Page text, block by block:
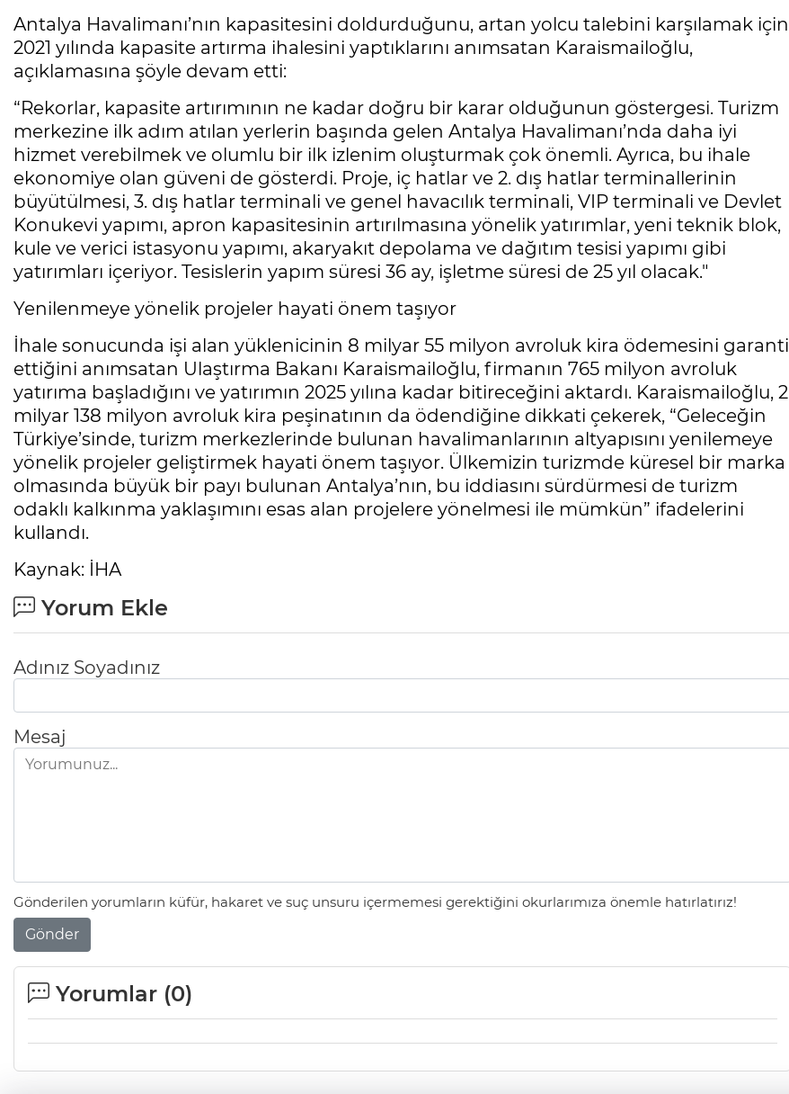
Antalya Havalimanı’nın kapasitesini doldurduğunu, artan yolcu talebini karşılamak için
2021 yılında kapasite artırma ihalesini yaptıklarını anımsatan Karaismailoğlu,
açıklamasına şöyle devam etti:
“Rekorlar, kapasite artırımının ne kadar doğru bir karar olduğunun göstergesi. Turizm
merkezine ilk adım atılan yerlerin başında gelen Antalya Havalimanı’nda daha iyi
hizmet verebilmek ve olumlu bir ilk izlenim oluşturmak çok önemli. Ayrıca, bu ihale
ekonomiye olan güveni de gösterdi. Proje, iç hatlar ve 2. dış hatlar terminallerinin
büyütülmesi, 3. dış hatlar terminali ve genel havacılık terminali, VIP terminali ve Devlet
Konukevi yapımı, apron kapasitesinin artırılmasına yönelik yatırımlar, yeni teknik blok,
kule ve verici istasyonu yapımı, akaryakıt depolama ve dağıtım tesisi yapımı gibi
yatırımları içeriyor. Tesislerin yapım süresi 36 ay, işletme süresi de 25 yıl olacak."
Yenilenmeye yönelik projeler hayati önem taşıyor
İhale sonucunda işi alan yüklenicinin 8 milyar 55 milyon avroluk kira ödemesini garanti
ettiğini anımsatan Ulaştırma Bakanı Karaismailoğlu, firmanın 765 milyon avroluk
yatırıma başladığını ve yatırımın 2025 yılına kadar bitireceğini aktardı. Karaismailoğlu, 2
milyar 138 milyon avroluk kira peşinatının da ödendiğine dikkati çekerek, “Geleceğin
Türkiye’sinde, turizm merkezlerinde bulunan havalimanlarının altyapısını yenilemeye
yönelik projeler geliştirmek hayati önem taşıyor. Ülkemizin turizmde küresel bir marka
olmasında büyük bir payı bulunan Antalya’nın, bu iddiasını sürdürmesi de turizm
odaklı kalkınma yaklaşımını esas alan projelere yönelmesi ile mümkün” ifadelerini
kullandı.
Kaynak: İHA
Yorum Ekle
Adınız Soyadınız
Mesaj
Gönderilen yorumların küfür, hakaret ve suç unsuru içermemesi gerektiğini okurlarımıza önemle hatırlatırız!
Gönder
Yorumlar (0)